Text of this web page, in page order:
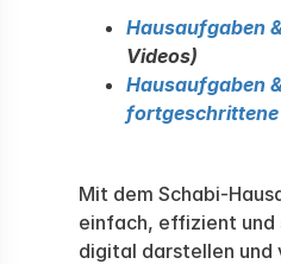
Hausaufgaben
Videos)
Hausaufgaben
Mit dem Schabi-
einfach, effizient und
digital darstellen und